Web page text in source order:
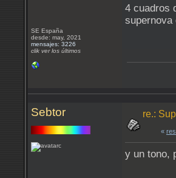
SE España
desde: may, 2021
mensajes: 3226
clik ver los últimos
4 cuadros
Sebtor re.:
«
y un tono,